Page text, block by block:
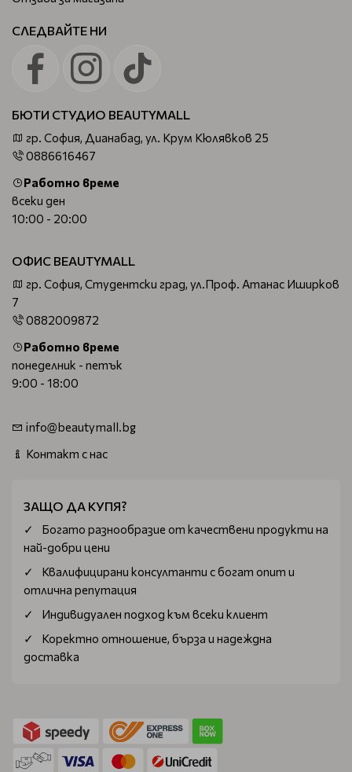
СЛЕДВАЙТЕ НИ
БЮТИ СТУДИО BEAUTYMALL
гр. София, Дианабад, ул. Крум Кюлявков 25
0886616467
Работно време
всеки ден
10:00 - 20:00
ОФИС BEAUTYMALL
гр. София, Студентски град, ул.Проф. Атанас Иширков
7
0882009872
Работно време
понеделник - петък
9:00 - 18:00
info@beautymall.bg
Контакт с нас
ЗАЩО ДА КУПЯ?
Богатo разнообразие от качествени продукти на
най-добри цени
Квалифицирани консултанти с богат опит и
отлична репутация
Индивидуален подход към всеки клиент
Коректно отношение, бърза и надеждна
доставка